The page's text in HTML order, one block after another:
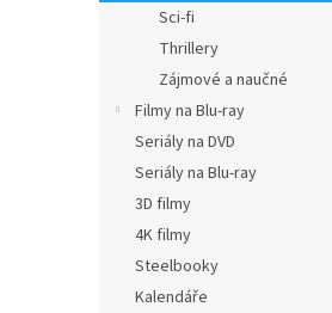
Sci-fi
Thrillery
Zájmové a naučné
Filmy na Blu-ray
Seriály na DVD
Seriály na Blu-ray
3D filmy
4K filmy
Steelbooky
Kalendáře